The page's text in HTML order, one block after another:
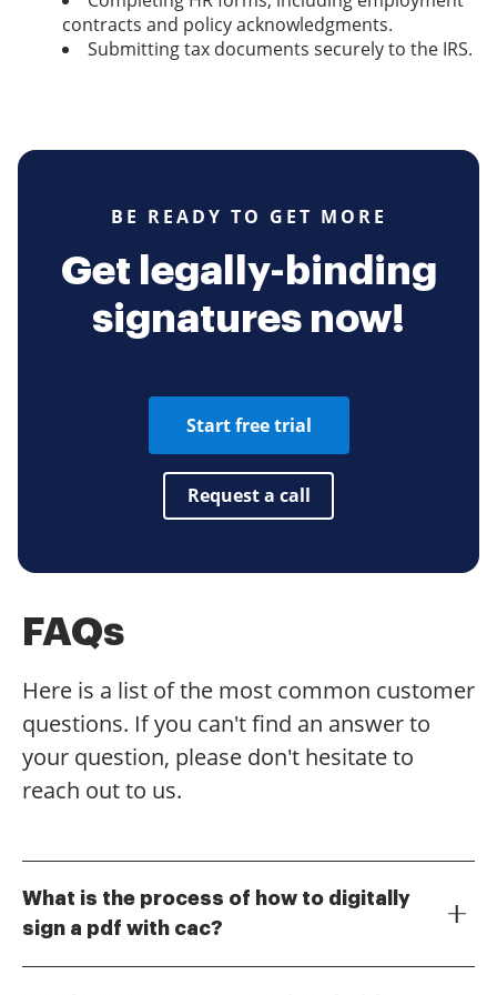
contracts and policy acknowledgments.
Submitting tax documents securely to the IRS.
BE READY TO GET MORE
Get legally-binding
signatures now!
Start free trial
Request a call
FAQs
Here is a list of the most common customer
questions. If you can't find an answer to
your question, please don't hesitate to
reach out to us.
What is the process of how to digitally
sign a pdf with cac?